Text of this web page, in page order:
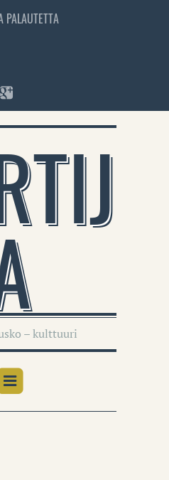
PALAUTETTA
– kulttuuri